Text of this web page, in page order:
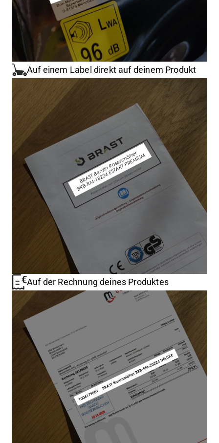
Auf einem Label direkt auf deinem Produkt
Auf der Rechnung deines Produktes